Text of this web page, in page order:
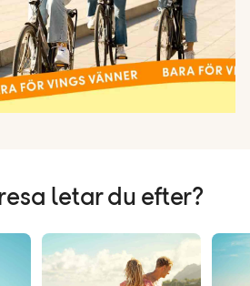
letar du efter?